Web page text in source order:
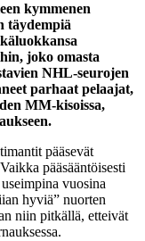
kymmenen
täydempiä
joko omasta
NHL-seurojen
parhaat pelaajat,
MM-kisoissa,
pääsevät
pääsääntöisesti
vuosina
hyviä” nuorten
niin pitkällä, etteivät